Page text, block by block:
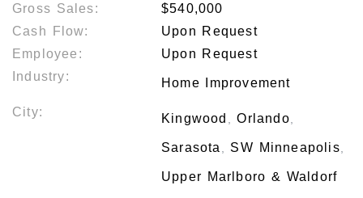
Gross Sales:
$540,000
Cash Flow:
Upon Request
Employee:
Upon Request
Industry:
Home Improvement
City: Kingwood , Orlando,
Sarasota, SW Minneapolis,
Upper Marlboro & Waldorf